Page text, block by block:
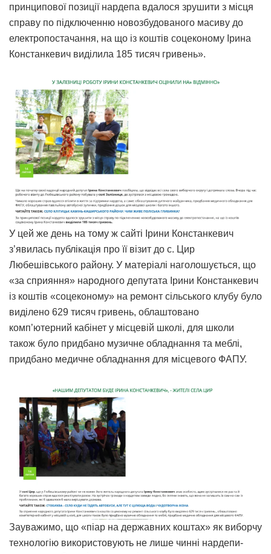
принципової позиції нардепа вдалося зрушити з місця
справу по підключенню новозбудованого масиву до
електропостачання, на що із коштів соцеконому Ірина
Констанкевич виділила 185 тисяч гривень».
У цей же день на тому ж сайті Ірини Констанкевич
з’явилась публікація про її візит до с. Цир
Любешівського району. У матеріалі наголошується, що
«за сприяння» народного депутата Ірини Констанкевич
із коштів «соцеконому» на ремонт сільського клубу було
виділено 629 тисяч гривень, облаштовано
комп’ютерний кабінет у місцевій школі, для школи
також було придбано музичне обладнання та меблі,
придбано медичне обладнання для місцевого ФАПУ.
Зауважимо, що «піар на державних коштах» як виборчу
технологію використовують не лише чинні нардепи-